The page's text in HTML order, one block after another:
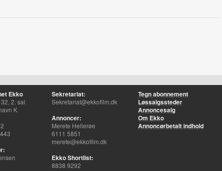
Ekko
2. sal
K
Sekretariat:
Sekretariat@ekkofilm.dk
Annoncer:
Merete Hellerøe
6111 5851
merete@ekkofilm.dk
Ekko Shortlist:
8838 9292
Tegn abonnement
Løssalgssteder
Annoncesalg
Om Ekko
Annoncørbetalt indhold